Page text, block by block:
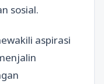
sosial.
aspirasi